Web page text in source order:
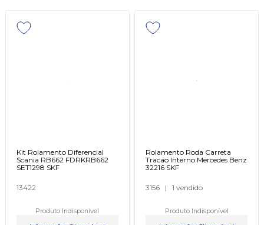
Kit Rolamento Diferencial
Scania RB662 FDRKRB662
SET1298 SKF
13422
Produto Indisponível
Rolamento Roda Carreta
Tracao Interno Mercedes Benz
32216 SKF
3156 | 1 vendido
Produto Indisponível